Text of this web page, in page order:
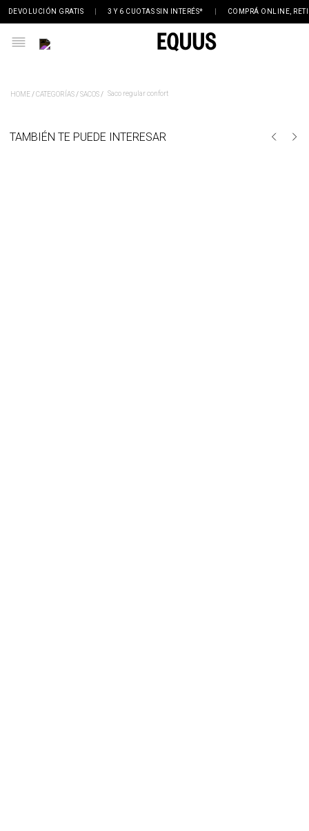
DEVOLUCIÓN GRATIS 3 Y 6 CUOTAS SIN INTERÉS* COMPRÁ ONLINE,
CATEGORÍAS SACOS Saco regular confort
TAMBIÉN TE PUEDE INTERESAR